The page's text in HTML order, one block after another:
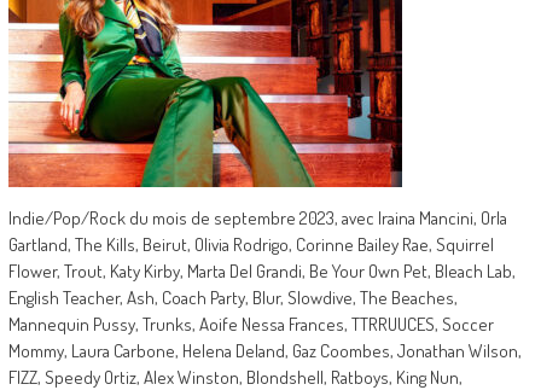
Indie/Pop/Rock du mois de septembre 2023, avec Iraina Mancini, Orla
Gartland, The Kills, Beirut, Olivia Rodrigo, Corinne Bailey Rae, Squirrel
Flower, Trout, Katy Kirby, Marta Del Grandi, Be Your Own Pet, Bleach Lab,
English Teacher, Ash, Coach Party, Blur, Slowdive, The Beaches,
Mannequin Pussy, Trunks, Aoife Nessa Frances, TTRRUUCES, Soccer
Mommy, Laura Carbone, Helena Deland, Gaz Coombes, Jonathan Wilson,
FIZZ, Speedy Ortiz, Alex Winston, Blondshell, Ratboys, King Nun,